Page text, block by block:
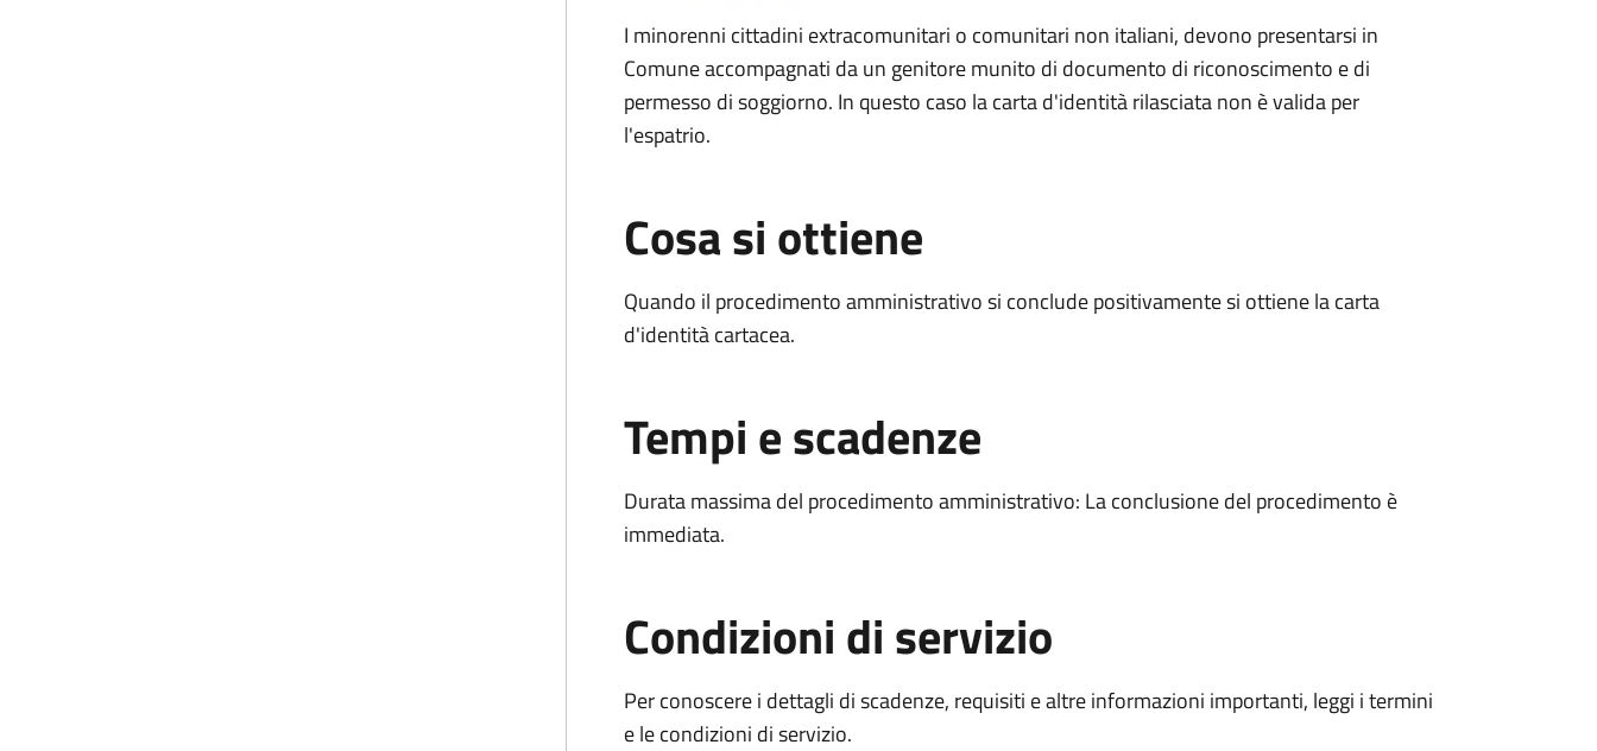
I minorenni cittadini extracomunitari o comunitari non italiani, devono presentarsi in
Comune accompagnati da un genitore munito di documento di riconoscimento e di
permesso di soggiorno. In questo caso la carta d'identità rilasciata non è valida per
l'espatrio.
Cosa si ottiene
Quando il procedimento amministrativo si conclude positivamente si ottiene la carta
d'identità cartacea.
Tempi e scadenze
Durata massima del procedimento amministrativo: La conclusione del procedimento è
immediata.
Condizioni di servizio
Per conoscere i dettagli di scadenze, requisiti e altre informazioni importanti, leggi i termini
e le condizioni di servizio.